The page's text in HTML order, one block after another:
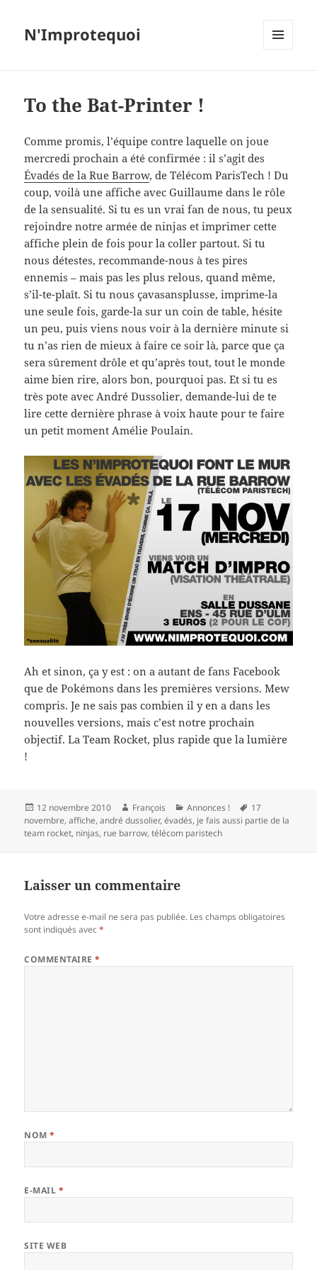
N'Improtequoi
To the Bat-Printer !
Comme promis, l’équipe contre laquelle on joue
mercredi prochain a été confirmée : il s’agit des
Évadés de la Rue Barrow, de Télécom ParisTech ! Du
coup, voilà une affiche avec Guillaume dans le rôle
de la sensualité. Si tu es un vrai fan de nous, tu peux
rejoindre notre armée de ninjas et imprimer cette
affiche plein de fois pour la coller partout. Si tu
nous détestes, recommande-nous à tes pires
ennemis – mais pas les plus relous, quand même,
s’il-te-plaît. Si tu nous çavasansplusse, imprime-la
une seule fois, garde-la sur un coin de table, hésite
un peu, puis viens nous voir à la dernière minute si
tu n’as rien de mieux à faire ce soir là, parce que ça
sera sûrement drôle et qu’après tout, tout le monde
aime bien rire, alors bon, pourquoi pas. Et si tu es
très pote avec André Dussolier, demande-lui de te
lire cette dernière phrase à voix haute pour te faire
un petit moment Amélie Poulain.
Ah et sinon, ça y est : on a autant de fans Facebook
que de Pokémons dans les premières versions. Mew
compris. Je ne sais pas combien il y en a dans les
nouvelles versions, mais c’est notre prochain
objectif. La Team Rocket, plus rapide que la lumière
!
Publié
le
12 novembre 2010 Auteur
François Catégories
Annonces !
Mots-
clés
17
novembre,affiche,andré dussolier,évadés, je fais aussi partie de la
team rocket, ninjas, rue barrow,télécom paristech
Laisser un commentaire
Votre adresse e-mail ne sera pas publiée. Les champs obligatoires
sont indiqués avec*
COMMENTAIRE*
NOM*
E-MAIL *
SITE WEB